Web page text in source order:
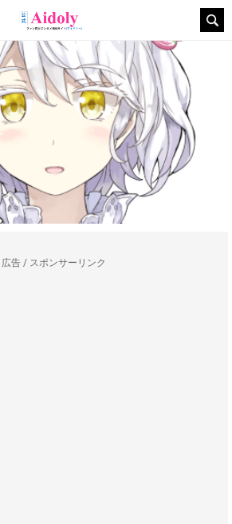
広告 / スポンサーリンク